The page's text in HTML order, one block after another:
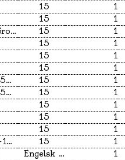
15 1
15 1
Patterson; James and Gross; Andrew 15 1
15 1
15 1
15 1
Shakespeare, William, 1564-1616 15 1
Shakespeare, William, 1564-1616 15 1
15 1
15 1
15 1
Melville, Herman, 1819-1891. 15 1
Engelsk litteratur 1